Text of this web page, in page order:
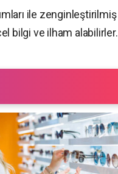
ile zenginleştirilmiş
bilgi ve ilham alabilirler.